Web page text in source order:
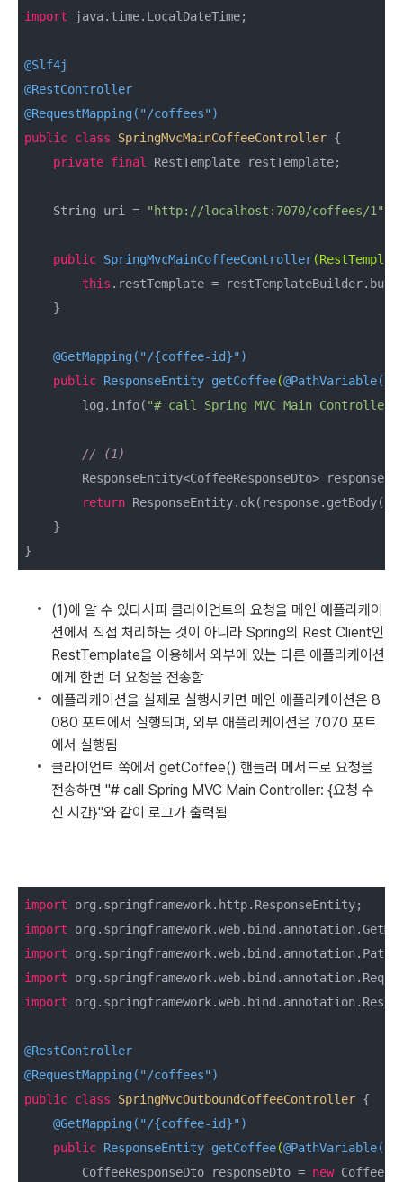
import java.time.LocalDateTime;
@Slf4j
@RestController
@RequestMapping("/coffees")
public class SpringMvcMainCoffeeController {
private final RestTemplate restTemplate;
    String uri =
"http://localhost:7070/coffees/1"
public SpringMvcMainCoffeeController
this .restTemplate =
    }
@GetMapping("/{coffee-id}")
public ResponseEntity getCoffee(
        log.info(
"# call Spring MVC Main
// (1)
ResponseEntity<CoffeeResponseDto> response
return
    }
}
(1)에 알 수 있다시피 클라이언트의 요청을 메인 애플리케이
션에서 직접 처리하는 것이 아니라 Spring의 Rest Client인
RestTemplate을 이용해서 외부에 있는 다른 애플리케이션
에게 한번 더 요청을 전송함
애플리케이션을 실제로 실행시키면 메인 애플리케이션은 8
080 포트에서 실행되며, 외부 애플리케이션은 7070 포트
에서 실행됨
클라이언트 쪽에서 getCoffee() 핸들러 메서드로 요청을
전송하면 "# call Spring MVC Main Controller: {요청 수
신 시간}"와 같이 로그가 출력됨
import
import
import
import
import
@RestController
@RequestMapping("/coffees")
public class SpringMvcOutboundCoffeeController {
@GetMapping("/{coffee-id}")
public ResponseEntity getCoffee(
        CoffeeResponseDto responseDto =
new